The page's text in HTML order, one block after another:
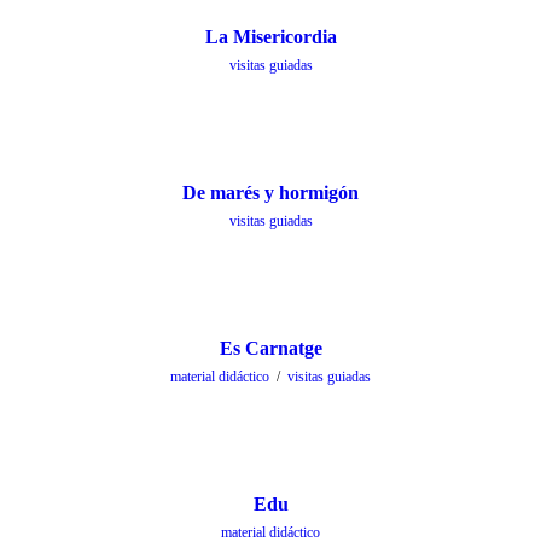
La Misericordia
visitas guiadas
De marés y hormigón
visitas guiadas
Es Carnatge
material didáctico / visitas guiadas
Edu
material didáctico